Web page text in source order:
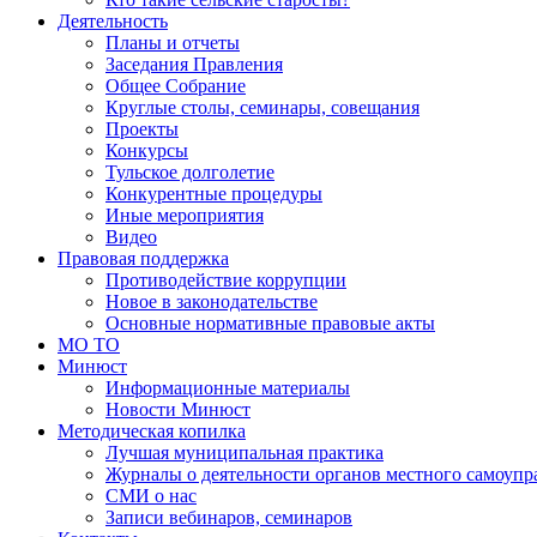
Деятельность
Планы и отчеты
Заседания Правления
Общее Собрание
Круглые столы, семинары, совещания
Проекты
Конкурсы
Тульское долголетие
Конкурентные процедуры
Иные мероприятия
Видео
Правовая поддержка
Противодействие коррупции
Новое в законодательстве
Основные нормативные правовые акты
МО ТО
Минюст
Информационные материалы
Новости Минюст
Методическая копилка
Лучшая муниципальная практика
Журналы о деятельности органов местного
СМИ о нас
Записи вебинаров, семинаров